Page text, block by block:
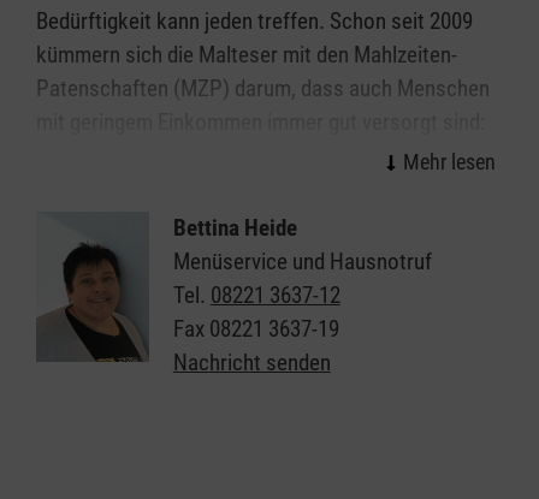
Kooperationspartnern, besonders die Caritas und
die Stiftung Kartei der Not. Lokal beteiligen sich
weitere Einrichtungen und Organisationen an dem
Bedürftigkeit kann jeden treffen. Schon seit 2009
kümmern sich die Malteser mit den Mahlzeiten-
Patenschaften (MZP) darum, dass auch Menschen
mit einem frischen, gesunden Mittagessen
mit einem freundlichen Wort
mit dem Malteser Hausnotruf, falls ihnen etwas
zustößt
mit Rauchmeldern, die im Brandfall rechtzeitig
Hilfe aktivieren
Bettina Heide
Menüservice und Hausnotruf
Tel. 08221 3637-12
Fax 08221 3637-19
Nachricht senden